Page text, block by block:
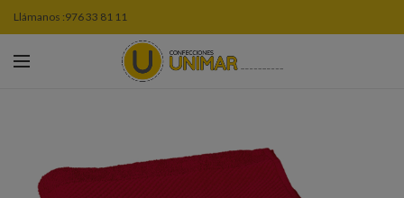
Llámanos :976 33 81 11